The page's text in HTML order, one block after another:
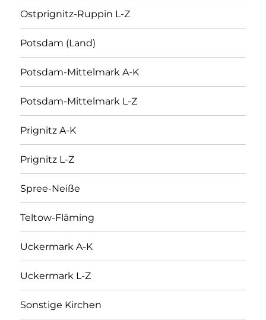
Ostprignitz-Ruppin L-Z
Potsdam (Land)
Potsdam-Mittelmark A-K
Potsdam-Mittelmark L-Z
Prignitz A-K
Prignitz L-Z
Spree-Neiße
Teltow-Fläming
Uckermark A-K
Uckermark L-Z
Sonstige Kirchen